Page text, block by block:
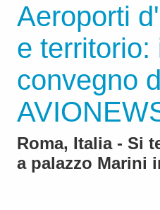
Aeroporti
e territorio:
convegno
Roma, Italia - Si
a palazzo Marini